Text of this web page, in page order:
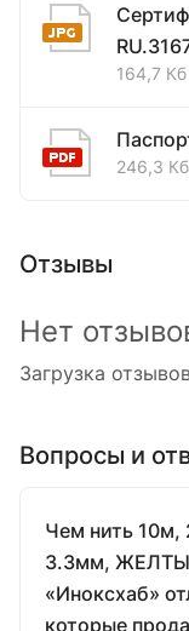
164,7 Кб
246,3 Кб
Отзывы
Загрузка
Нет
Вопросы и
Чем нить 10м,
3.3мм,
«Иноксхаб»
которые